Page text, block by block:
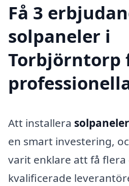
Få 3
solpaneler i
Torbjörntorp
Att installera
en smart investering,
varit enklare att få
kvalificerade